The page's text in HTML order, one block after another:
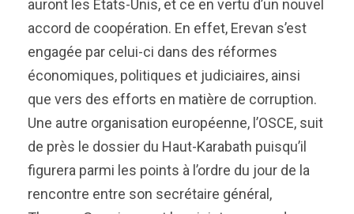
auront les Etats-Unis, et ce en vertu d’un nouvel
accord de coopération. En effet, Erevan s’est
engagée par celui-ci dans des réformes
économiques, politiques et judiciaires, ainsi
que vers des efforts en matière de corruption.
Une autre organisation européenne, l’OSCE, suit
de près le dossier du Haut-Karabath puisqu’il
figurera parmi les points à l’ordre du jour de la
rencontre entre son secrétaire général,